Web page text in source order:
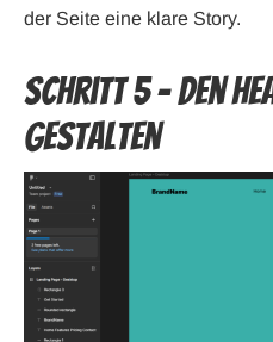
der Seite eine klare Story.
Schritt 5 – Den
gestalten